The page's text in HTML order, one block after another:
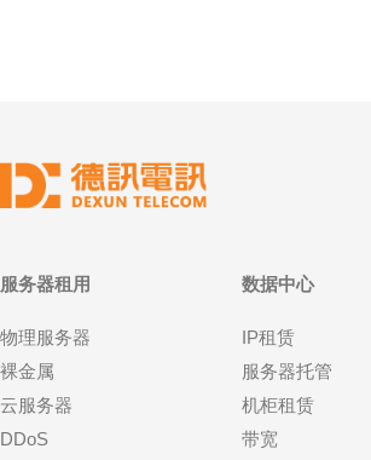
服务器租用
物理服务器
裸金属
云服务器
DDoS
数据中心
IP租赁
服务器托管
机柜租赁
带宽